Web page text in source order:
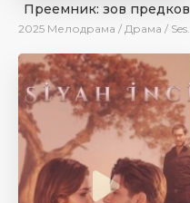
Преемник: зов предков
2025 Мелодрама / Драма / SesDizi / AlisaDirilis / Новинки / Сериалы 2025